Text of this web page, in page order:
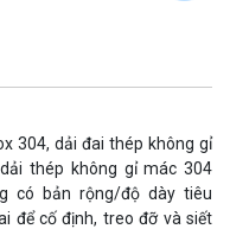
304, dải đai thép không gỉ
thép không gỉ mác 304
có bản rộng/độ dày tiêu
để cố định, treo đỡ và siết